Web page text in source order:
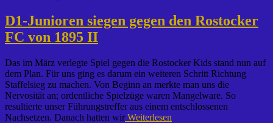
D1-Junioren siegen gegen den Rostocker
FC von 1895 II
Das im März verlegte Spiel gegen die Rostocker Kids stand nun auf
dem Plan. Für uns ging es darum ein weiteren Schritt Richtung
Staffelsieg zu machen. Von Beginn an merkte man uns die
Nervosität an; ordentliche Spielzüge waren Mangelware. So
resultierte unser Führungstreffer aus einem entschlossenen
Nachsetzen. Danach hatten wirWeiterlesen